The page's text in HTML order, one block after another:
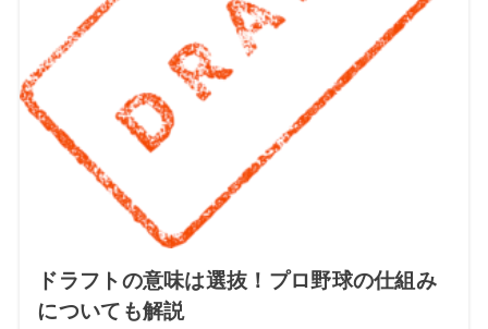
ドラフトの意味は選抜！プロ野球の仕組み
についても解説